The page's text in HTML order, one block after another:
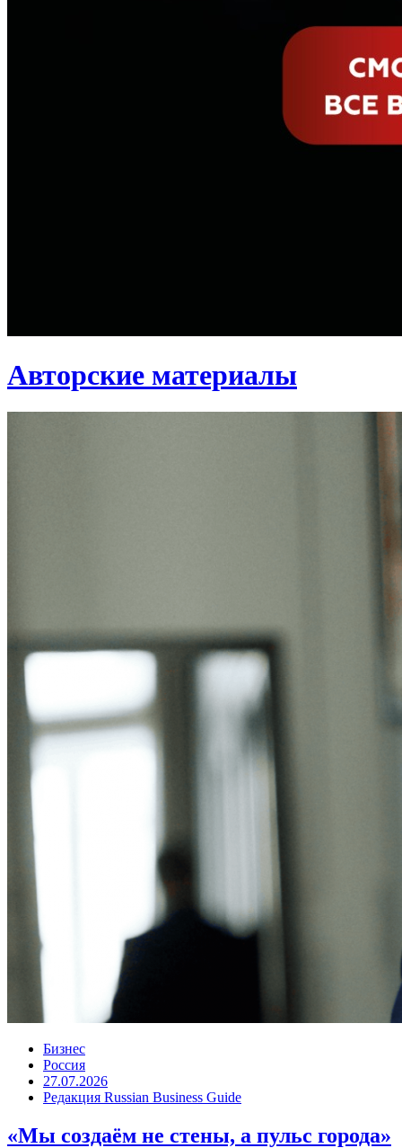
Авторские материалы
Бизнес
Россия
27.07.2026
Редакция Russian Business Guide
«Мы создаём не стены, а пульс города»